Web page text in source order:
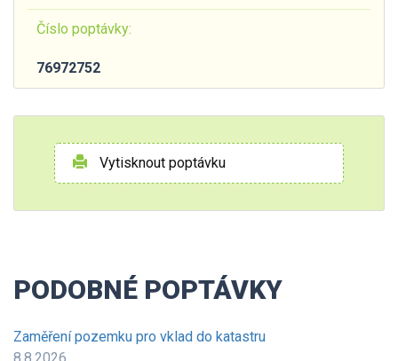
Číslo poptávky:
76972752
Vytisknout poptávku
PODOBNÉ POPTÁVKY
Zaměření pozemku pro vklad do katastru